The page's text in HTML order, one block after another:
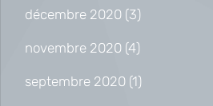
décembre 2020 (3)
novembre 2020 (4)
septembre 2020 (1)